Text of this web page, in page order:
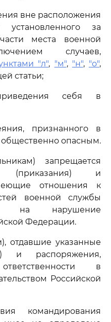
вне расположения
за
места военной
случаев,
"л", "м", "н", "о",
статьи;
себя в
признанного в
опасным.
запрещается
(приказания) и
отношения к
военной службы
на нарушение
Федерации.
отдавшие указанные
и распоряжения,
в
Российской
командирования